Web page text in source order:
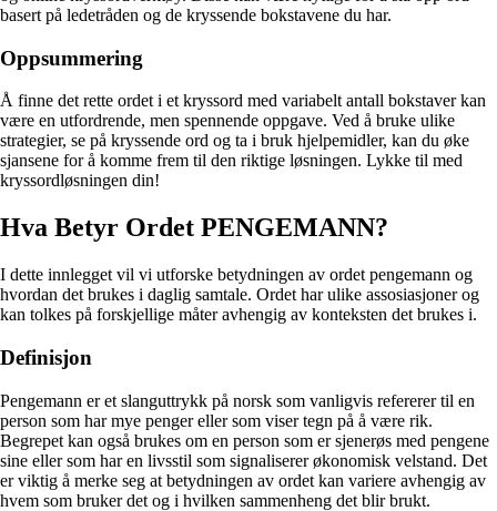
basert på ledetråden og de kryssende bokstavene du har.
Oppsummering
Å finne det rette ordet i et kryssord med variabelt antall bokstaver kan
være en utfordrende, men spennende oppgave. Ved å bruke ulike
strategier, se på kryssende ord og ta i bruk hjelpemidler, kan du øke
sjansene for å komme frem til den riktige løsningen. Lykke til med
kryssordløsningen din!
Hva Betyr Ordet PENGEMANN?
I dette innlegget vil vi utforske betydningen av ordet pengemann og
hvordan det brukes i daglig samtale. Ordet har ulike assosiasjoner og
kan tolkes på forskjellige måter avhengig av konteksten det brukes i.
Definisjon
Pengemann er et slanguttrykk på norsk som vanligvis refererer til en
person som har mye penger eller som viser tegn på å være rik.
Begrepet kan også brukes om en person som er sjenerøs med pengene
sine eller som har en livsstil som signaliserer økonomisk velstand. Det
er viktig å merke seg at betydningen av ordet kan variere avhengig av
hvem som bruker det og i hvilken sammenheng det blir brukt.